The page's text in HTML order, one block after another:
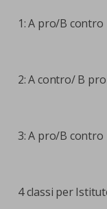
1: A pro/B contro
2: A contro/ B pro
3: A pro/B contro
4 classi per